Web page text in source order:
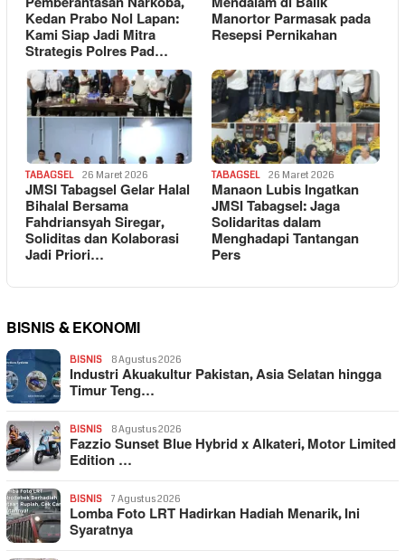
Kedan Prabo Nol Lapan:
Kami Siap Jadi Mitra
Strategis Polres Pad…
Manortor Parmasak pada
Resepsi Pernikahan
TABAGSEL 26 Maret 2026
JMSI Tabagsel Gelar Halal
Bihalal Bersama
Fahdriansyah Siregar,
Soliditas dan Kolaborasi
Jadi Priori…
TABAGSEL 26 Maret 2026
Manaon Lubis Ingatkan
JMSI Tabagsel: Jaga
Solidaritas dalam
Menghadapi Tantangan
Pers
BISNIS & EKONOMI
BISNIS 8 Agustus 2026
Industri Akuakultur Pakistan, Asia Selatan hingga
Timur Teng…
BISNIS 8 Agustus 2026
Fazzio Sunset Blue Hybrid x Alkateri, Motor Limited
Edition …
BISNIS 7 Agustus 2026
Lomba Foto LRT Hadirkan Hadiah Menarik, Ini
Syaratnya